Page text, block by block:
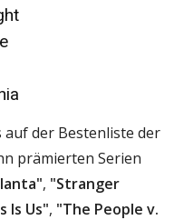
der Bestenliste der
prämierten Serien
, "Stranger
Is Us", "The People v.